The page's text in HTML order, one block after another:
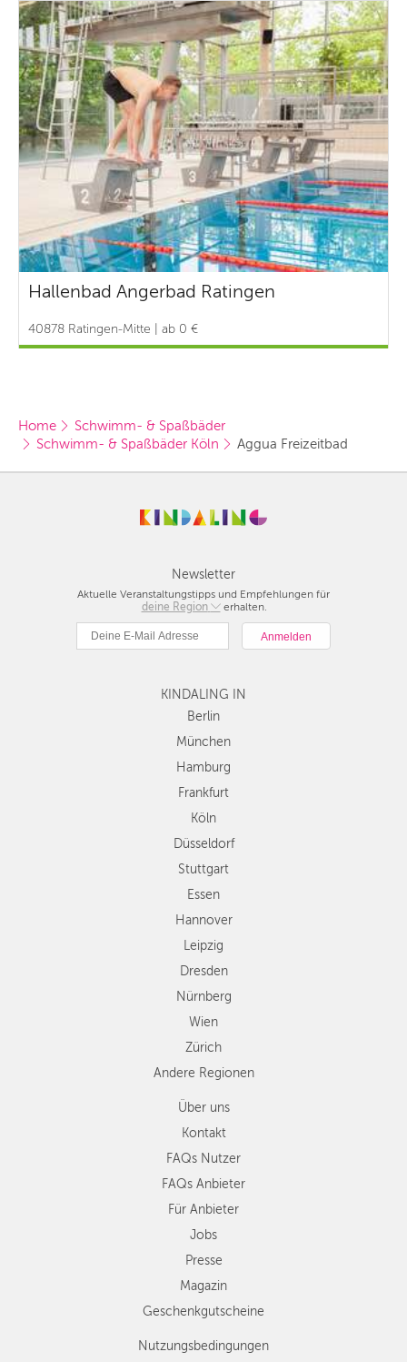
Hallenbad Angerbad Ratingen
40878 Ratingen-Mitte | ab 0 €
Home
Schwimm- & Spaßbäder
Schwimm- & Spaßbäder Köln
Aggua Freizeitbad
Newsletter
Aktuelle Veranstaltungstipps und Empfehlungen für
deine Region
Berlin
München
Hamburg
Köln
Düsseldorf
Stuttgart
Essen
Dresden
Nürnberg
Wien
Zürich
Andere
Regionen
erhalten.
KINDALING IN
Berlin
München
Hamburg
Frankfurt
Köln
Düsseldorf
Stuttgart
Essen
Hannover
Leipzig
Dresden
Nürnberg
Wien
Zürich
Andere Regionen
Über uns
Kontakt
FAQs Nutzer
FAQs Anbieter
Für Anbieter
Jobs
Presse
Magazin
Geschenkgutscheine
Nutzungsbedingungen